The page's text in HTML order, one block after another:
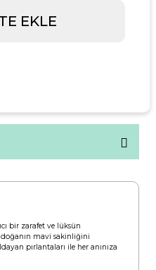
EKLE
bir zarafet ve lüksün
mavi sakinliğini
pırlantaları ile her anınıza